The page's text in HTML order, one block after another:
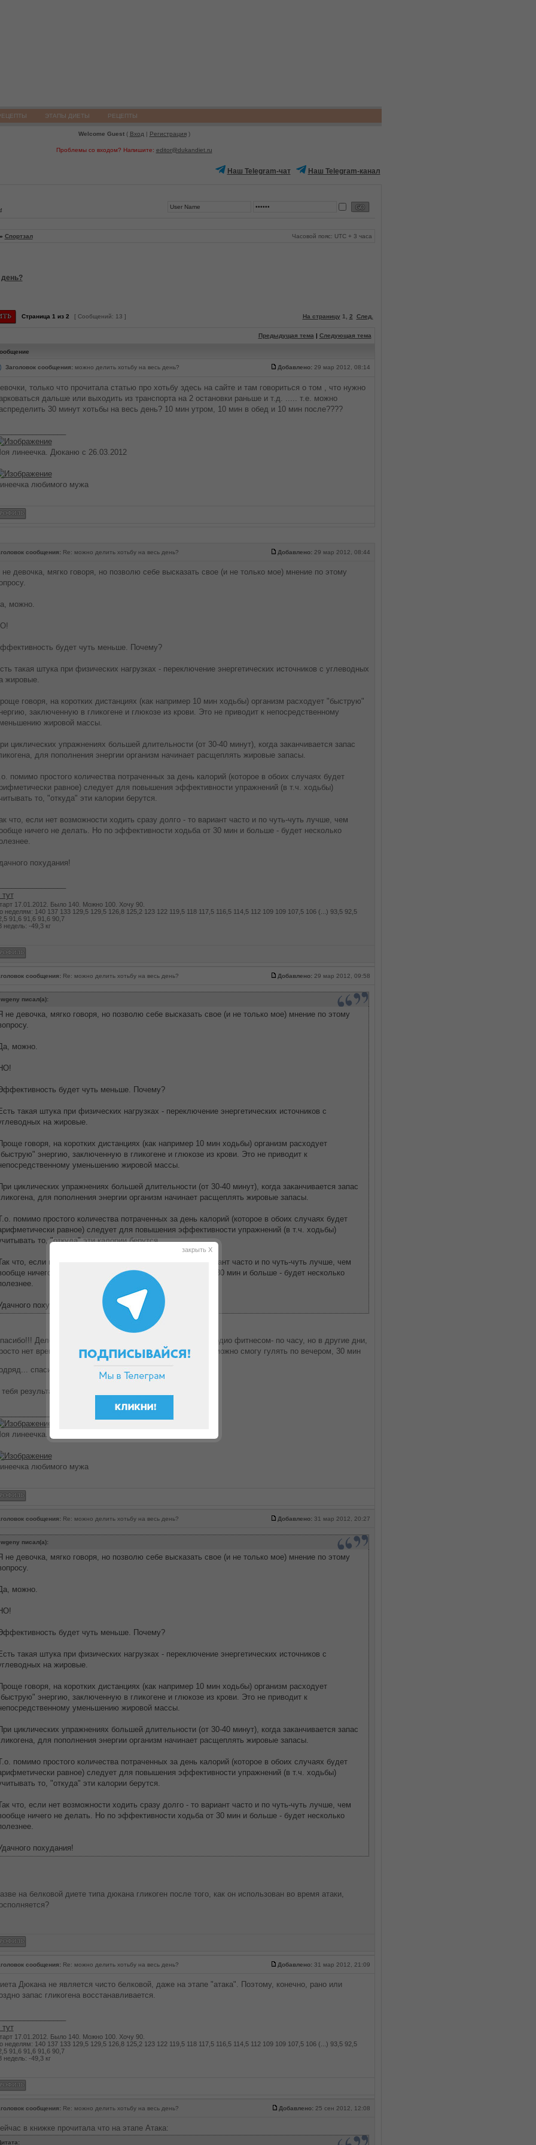
ЭТАПЫ ДИЕТЫ РЕЦЕПТЫ
Welcome Guest( Вход | Регистрация)
Проблемы со входом? Напишите: editor@dukandiet.ru
Наш Telegram-чат Наш Telegram-канал
Спортзал Часовой пояс: UTC + 3 часа
Страница 1 из 2 [ Сообщений: 13 ] На страницу 1 2 След.
Предыдущая тема | Следующая тема
Заголовок сообщения:можно делить хотьбу на весь день? Добавлено:29 мар 2012, 08:14
только что прочитала статью про хотьбу здесь на сайте и там говориться о том , что нужно
дальше или выходить из транспорта на 2 остановки раньше и т.д. ..... т.е. можно
30 минут хотьбы на весь день? 10 мин утром, 10 мин в обед и 10 мин после????
линеечка. Дюканю с 26.03.2012
любимого мужа
сообщения: Re: можно делить хотьбу на весь день? Добавлено: 29 мар 2012, 08:44
девочка, мягко говоря, но позволю себе высказать свое (и не только мое) мнение по этому
можно.
будет чуть меньше. Почему?
такая штука при физических нагрузках - переключение энергетических источников с углеводных
жировые.
говоря, на коротких дистанциях (как например 10 мин ходьбы) организм расходует "быструю"
заключенную в гликогене и глюкозе из крови. Это не приводит к непосредственному
жировой массы.
циклических упражнениях большей длительности (от 30-40 минут), когда заканчивается запас
для пополнения энергии организм начинает расщеплять жировые запасы.
помимо простого количества потраченных за день калорий (которое в обоих случаях будет
равное) следует для повышения эффективности упражнений (в т.ч. ходьбы)
то, "откуда" эти калории берутся.
что, если нет возможности ходить сразу долго - то вариант часто и по чуть-чуть лучше, чем
ничего не делать. Но по эффективности ходьба от 30 мин и больше - будет несколько
похудания!
17.01.2012. Было 140. Можно 100. Хочу 90.
неделям: 140 137 133 129,5 129,5 126,8 125,2 123 122 119,5 118 117,5 116,5 114,5 112 109 109 107,5 106 (...) 93,5 92,5
91,6 91,6 91,6 90,7
недель: -49,3 кг
сообщения:Re: можно делить хотьбу на весь день? Добавлено:29 мар 2012, 09:58
писал(а):
не девочка, мягко говоря, но позволю себе высказать свое (и не только мое) мнение по этому
можно.
будет чуть меньше. Почему?
такая штука при физических нагрузках - переключение энергетических источников с
на жировые.
говоря, на коротких дистанциях (как например 10 мин ходьбы) организм расходует
энергию, заключенную в гликогене и глюкозе из крови. Это не приводит к
уменьшению жировой массы.
циклических упражнениях большей длительности (от 30-40 минут), когда заканчивается запас
для пополнения энергии организм начинает расщеплять жировые запасы.
помимо простого количества потраченных за день калорий (которое в обоих случаях будет
равное) следует для повышения эффективности упражнений (в т.ч. ходьбы)
то, "откуда" эти калории берутся.
что, если нет возможности ходить сразу долго - то вариант часто и по чуть-чуть лучше, чем
ничего не делать. Но по эффективности ходьба от 30 мин и больше - будет несколько
похудания!
Дело обстоит так, 3 раза в неделю занимаюсь кардио фитнесом- по часу, но в другие дни,
нет времени на прогулку.но, думаю где то с мая, возможно смогу гулять по вечером, 30 мин
спасибо:-) -) -)
результаты просто ПОТРЯСАЮЩИЕ!!!!!
линеечка. Дюканю с 26.03.2012
любимого мужа
сообщения: Re: можно делить хотьбу на весь день? Добавлено: 31 мар 2012, 20:27
писал(а):
не девочка, мягко говоря, но позволю себе высказать свое (и не только мое) мнение по этому
можно.
будет чуть меньше. Почему?
такая штука при физических нагрузках - переключение энергетических источников с
на жировые.
говоря, на коротких дистанциях (как например 10 мин ходьбы) организм расходует
энергию, заключенную в гликогене и глюкозе из крови. Это не приводит к
уменьшению жировой массы.
циклических упражнениях большей длительности (от 30-40 минут), когда заканчивается запас
для пополнения энергии организм начинает расщеплять жировые запасы.
помимо простого количества потраченных за день калорий (которое в обоих случаях будет
равное) следует для повышения эффективности упражнений (в т.ч. ходьбы)
то, "откуда" эти калории берутся.
что, если нет возможности ходить сразу долго - то вариант часто и по чуть-чуть лучше, чем
ничего не делать. Но по эффективности ходьба от 30 мин и больше - будет несколько
похудания!
на белковой диете типа дюкана гликоген после того, как он использован во время атаки,
сообщения:Re: можно делить хотьбу на весь день? Добавлено:31 мар 2012, 21:09
Дюкана не является чисто белковой, даже на этапе "атака". Поэтому, конечно, рано или
запас гликогена восстанавливается.
17.01.2012. Было 140. Можно 100. Хочу 90.
неделям: 140 137 133 129,5 129,5 126,8 125,2 123 122 119,5 118 117,5 116,5 114,5 112 109 109 107,5 106 (...) 93,5 92,5
91,6 91,6 91,6 90,7
недель: -49,3 кг
сообщения: Re: можно делить хотьбу на весь день? Добавлено: 25 сен 2012, 12:08
в книжке прочитала что на этапе Атака:
закрыть X